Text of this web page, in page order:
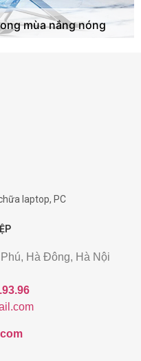
mùa nắng nóng
laptop, PC
Hà Đông, Hà Nội